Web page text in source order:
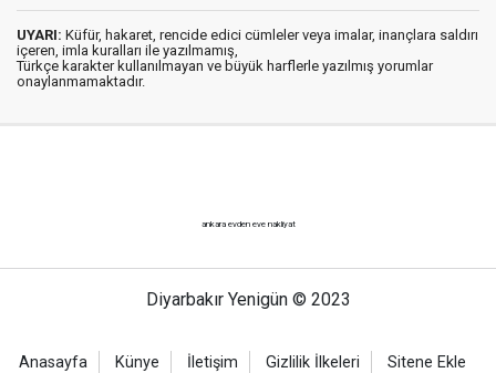
UYARI: Küfür, hakaret, rencide edici cümleler veya imalar, inançlara saldırı
içeren, imla kuralları ile yazılmamış,
Türkçe karakter kullanılmayan ve büyük harflerle yazılmış yorumlar
onaylanmamaktadır.
ankara evden eve nakliyat
Diyarbakır Yenigün © 2023
Anasayfa Künye İletişim Gizlilik İlkeleri Sitene Ekle